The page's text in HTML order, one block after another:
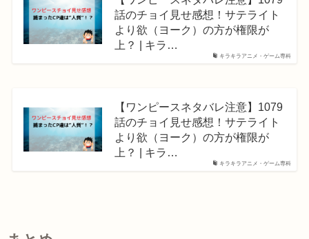
キラキラアニメ・ゲーム専科
話のチョイ見せ感想！サテライト
より欲（ヨーク）の方が権限が
上？ | キラ…
キラキラアニメ・ゲーム専科
【ワンピースネタバレ注意】1079
話のチョイ見せ感想！サテライト
より欲（ヨーク）の方が権限が
上？ | キラ…